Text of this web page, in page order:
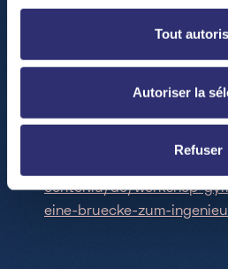
Tout
Autoriser la
Refuser
(Holzstäbchen, Schnur,
ein eigenes Brückenmodell
und testen.
center.lu/de/workshop-
eine-bruecke-zum-